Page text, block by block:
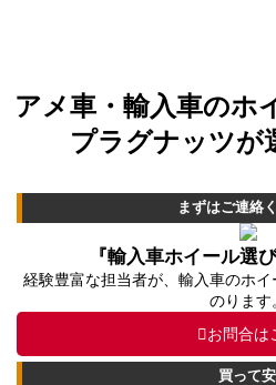
アメ車・輸入車のホ
プラグナッツが
まずはご連絡
『輸入車ホイール選
経験豊富な担当者が、輸入車のホ
のります
お問合は
買って